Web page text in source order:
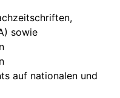
sowie
auf nationalen und